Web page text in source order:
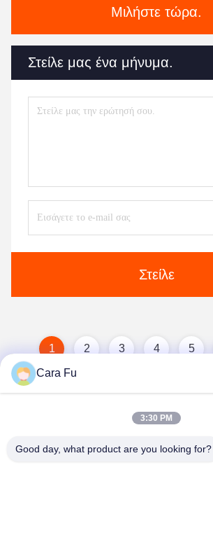
Μιλήστε τώρα.
Στείλε μας ένα μήνυμα.
Στείλε
1 2 3 4 5
Cara Fu
3:30 PM
Good day, what product are you looking for?